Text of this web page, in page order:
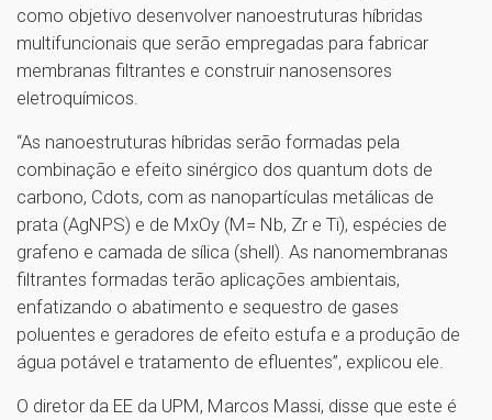
como objetivo desenvolver nanoestruturas híbridas
multifuncionais que serão empregadas para fabricar
membranas filtrantes e construir nanosensores
eletroquímicos.
“As nanoestruturas híbridas serão formadas pela
combinação e efeito sinérgico dos quantum dots de
carbono, Cdots, com as nanopartículas metálicas de
prata (AgNPS) e de MxOy (M= Nb, Zr e Ti), espécies de
grafeno e camada de sílica (shell). As nanomembranas
filtrantes formadas terão aplicações ambientais,
enfatizando o abatimento e sequestro de gases
poluentes e geradores de efeito estufa e a produção de
água potável e tratamento de efluentes”, explicou ele.
O diretor da EE da UPM, Marcos Massi, disse que este é